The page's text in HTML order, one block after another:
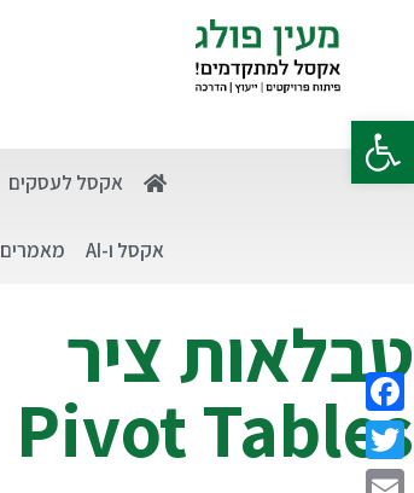
פתח סרגל נגישות
אקסל לעסקים
אקסל ו-AI מאמרים
טבלאות ציר
Pivot Tables
Facebook
Twitter